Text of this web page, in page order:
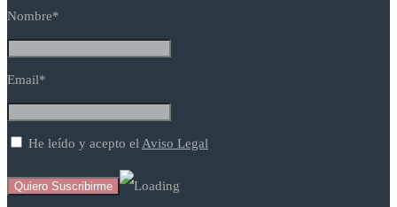
Nombre*
Email*
He leído y acepto elAviso Legal